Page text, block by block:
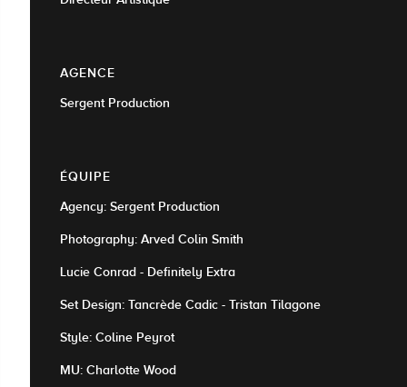
AGENCE
Sergent Production
ÉQUIPE
Agency: Sergent Production
Photography: Arved Colin Smith
Lucie Conrad - Definitely Extra
Set Design: Tancrède Cadic - Tristan Tilagone
Style: Coline Peyrot
MU: Charlotte Wood